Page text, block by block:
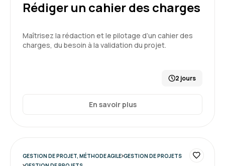
Marc T. Le 03/03/2026
Rédiger un cahier des charges
Maîtrisez la rédaction et le pilotage d’un cahier des
charges, du besoin à la validation du projet.
2 jours
En savoir plus
GESTION DE PROJET, MÉTHODE AGILE GESTION DE PROJETS